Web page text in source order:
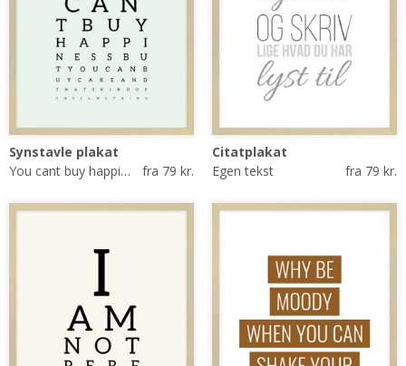
Synstavle plakat
You cant buy happiness
fra 79 kr.
Citatplakat
Egen tekst
fra 79 kr.